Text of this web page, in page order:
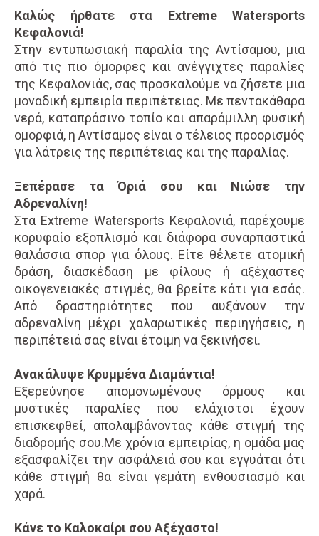
Παραλία Αντίσαμος Κεφαλονιά
Σπύρος Αντωνάτος : +306973165715
Γιώτα Αντωνάτου : +306947377880
Email
info@extremewatersportskefalonia.com
Facebook instagram YouTube
Καλώς ήρθατε στα Extreme Watersports
Κεφαλονιά!
Στην εντυπωσιακή παραλία της Αντίσαμου, μια
από τις πιο όμορφες και ανέγγιχτες παραλίες
της Κεφαλονιάς, σας προσκαλούμε να ζήσετε μια
μοναδική εμπειρία περιπέτειας. Με πεντακάθαρα
νερά, καταπράσινο τοπίο και απαράμιλλη φυσική
ομορφιά, η Αντίσαμος είναι ο τέλειος προορισμός
για λάτρεις της περιπέτειας και της παραλίας.
Ξεπέρασε τα Όριά σου και Νιώσε την
Αδρεναλίνη!
Στα Extreme Watersports Κεφαλονιά, παρέχουμε
κορυφαίο εξοπλισμό και διάφορα συναρπαστικά
θαλάσσια σπορ για όλους. Είτε θέλετε ατομική
δράση, διασκέδαση με φίλους ή αξέχαστες
οικογενειακές στιγμές, θα βρείτε κάτι για εσάς.
Από δραστηριότητες που αυξάνουν την
αδρεναλίνη μέχρι χαλαρωτικές περιηγήσεις, η
περιπέτειά σας είναι έτοιμη να ξεκινήσει.
Ανακάλυψε Κρυμμένα Διαμάντια!
Εξερεύνησε απομονωμένους όρμους και
μυστικές παραλίες που ελάχιστοι έχουν
επισκεφθεί, απολαμβάνοντας κάθε στιγμή της
διαδρομής σου.Με χρόνια εμπειρίας, η ομάδα μας
εξασφαλίζει την ασφάλειά σου και εγγυάται ότι
κάθε στιγμή θα είναι γεμάτη ενθουσιασμό και
χαρά.
Κάνε το Καλοκαίρι σου Αξέχαστο!